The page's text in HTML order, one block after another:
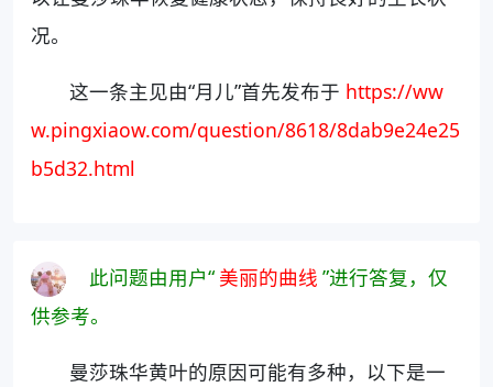
况。
这一条主见由“月儿”首先发布于 https://ww
w.pingxiaow.com/question/8618/8dab9e24e25
b5d32.html
此问题由用户“ 美丽的曲线 ”进行答复，仅
供参考。
曼莎珠华黄叶的原因可能有多种，以下是一